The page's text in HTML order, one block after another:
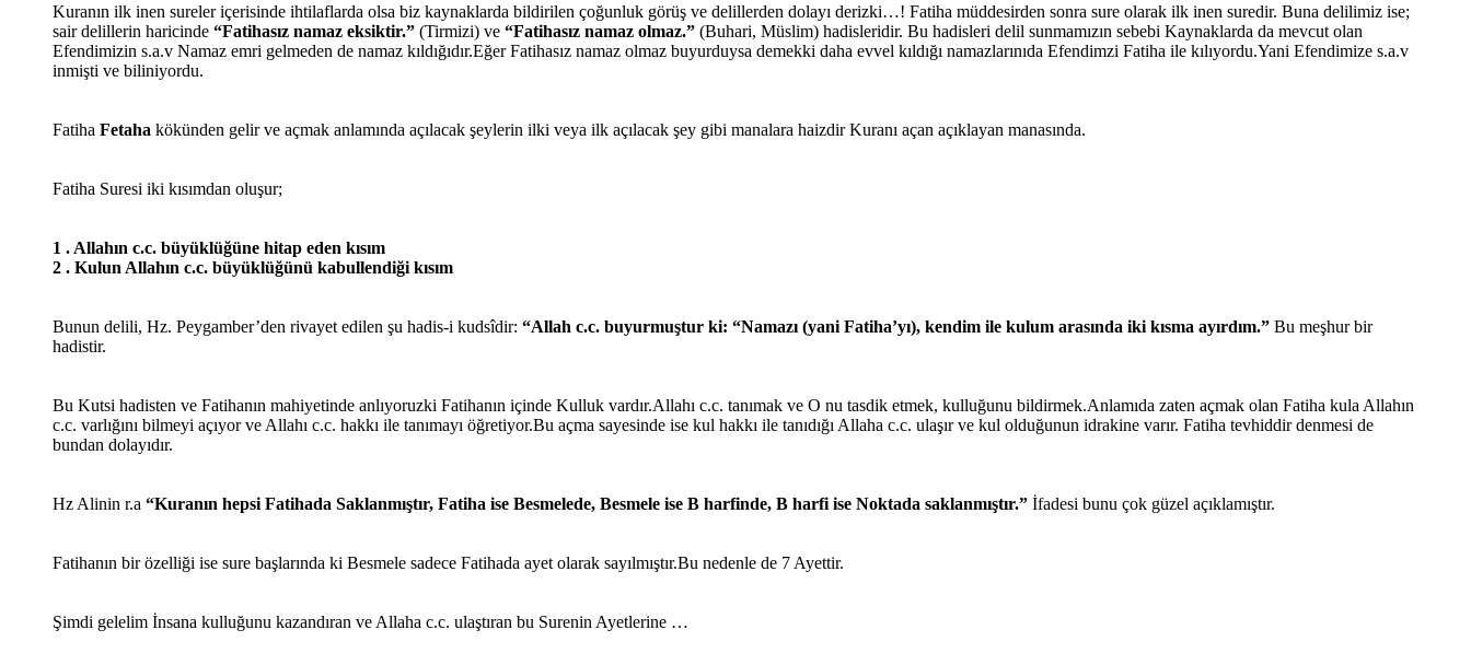
Kuranın ilk inen sureler içerisinde ihtilaflarda olsa biz kaynaklarda bildirilen çoğunluk görüş ve delillerden dolayı derizki…! Fatiha müddesirden sonra sure olarak ilk inen suredir. Buna delilimiz ise;
sair delillerin haricinde “Fatihasız namaz eksiktir.” (Tirmizi) ve “Fatihasız namaz olmaz.” (Buhari, Müslim) hadisleridir. Bu hadisleri delil sunmamızın sebebi Kaynaklarda da mevcut olan
Efendimizin s.a.v Namaz emri gelmeden de namaz kıldığıdır.Eğer Fatihasız namaz olmaz buyurduysa demekki daha evvel kıldığı namazlarınıda Efendimzi Fatiha ile kılıyordu.Yani Efendimize s.a.v
inmişti ve biliniyordu.
Fatiha Fetaha kökünden gelir ve açmak anlamında açılacak şeylerin ilki veya ilk açılacak şey gibi manalara haizdir Kuranı açan açıklayan manasında.
Fatiha Suresi iki kısımdan oluşur;
1 . Allahın c.c. büyüklüğüne hitap eden kısım
2 . Kulun Allahın c.c. büyüklüğünü kabullendiği kısım
Bunun delili, Hz. Peygamber’den rivayet edilen şu hadis-i kudsîdir: “Allah c.c. buyurmuştur ki: “Namazı (yani Fatiha’yı), kendim ile kulum arasında iki kısma ayırdım.” Bu meşhur bir
hadistir.
Bu Kutsi hadisten ve Fatihanın mahiyetinde anlıyoruzki Fatihanın içinde Kulluk vardır.Allahı c.c. tanımak ve O nu tasdik etmek, kulluğunu bildirmek.Anlamıda zaten açmak olan Fatiha kula Allahın
c.c. varlığını bilmeyi açıyor ve Allahı c.c. hakkı ile tanımayı öğretiyor.Bu açma sayesinde ise kul hakkı ile tanıdığı Allaha c.c. ulaşır ve kul olduğunun idrakine varır. Fatiha tevhiddir denmesi de
bundan dolayıdır.
Hz Alinin r.a “Kuranın hepsi Fatihada Saklanmıştır, Fatiha ise Besmelede, Besmele ise B harfinde, B harfi ise Noktada saklanmıştır.” İfadesi bunu çok güzel açıklamıştır.
Fatihanın bir özelliği ise sure başlarında ki Besmele sadece Fatihada ayet olarak sayılmıştır.Bu nedenle de 7 Ayettir.
Şimdi gelelim İnsana kulluğunu kazandıran ve Allaha c.c. ulaştıran bu Surenin Ayetlerine …